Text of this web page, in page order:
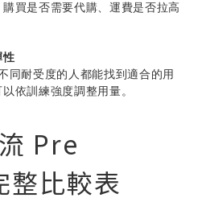
買是否需要代購、運費是否拉高
性
同耐受度的人都能找到適合的用
依訓練強度調整用量。
Pre
比較表